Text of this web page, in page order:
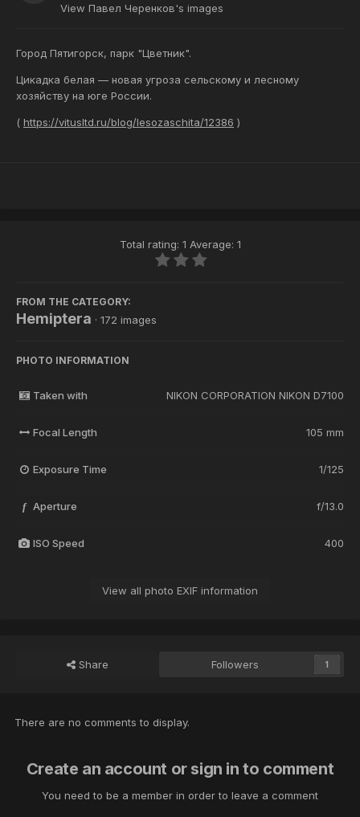
View Павел Черенков's images
Город Пятигорск, парк "Цветник".
Цикадка белая — новая угроза сельскому и лесному
хозяйству на юге России.
( https://vitusltd.ru/blog/lesozaschita/12386 )
Total rating: 1 Average: 1
FROM THE CATEGORY:
Hemiptera · 172 images
PHOTO INFORMATION
Taken with NIKON CORPORATION NIKON D7100
Focal Length 105 mm
Exposure Time 1/125
f Aperture f/13.0
ISO Speed 400
View all photo EXIF information
Share Followers 1
There are no comments to display.
Create an account or sign in to comment
You need to be a member in order to leave a comment